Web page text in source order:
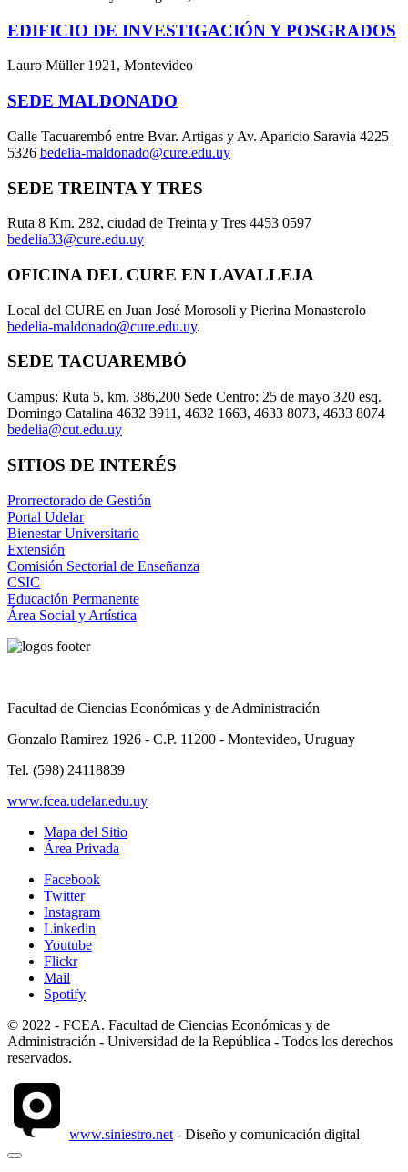
EDIFICIO DE INVESTIGACIÓN Y POSGRADOS
Lauro Müller 1921, Montevideo
SEDE MALDONADO
Calle Tacuarembó entre Bvar. Artigas y Av. Aparicio Saravia 4225
5326 bedelia-maldonado@cure.edu.uy
SEDE TREINTA Y TRES
Ruta 8 Km. 282, ciudad de Treinta y Tres 4453 0597
bedelia33@cure.edu.uy
OFICINA DEL CURE EN LAVALLEJA
Local del CURE en Juan José Morosoli y Pierina Monasterolo
bedelia-maldonado@cure.edu.uy.
SEDE TACUAREMBÓ
Campus: Ruta 5, km. 386,200 Sede Centro: 25 de mayo 320 esq.
Domingo Catalina 4632 3911, 4632 1663, 4633 8073, 4633 8074
bedelia@cut.edu.uy
SITIOS DE INTERÉS
Prorrectorado de Gestión
Portal Udelar
Bienestar Universitario
Extensión
Comisión Sectorial de Enseñanza
CSIC
Educación Permanente
Área Social y Artística
Facultad de Ciencias Económicas y de Administración
Gonzalo Ramirez 1926 - C.P. 11200 - Montevideo, Uruguay
Tel. (598) 24118839
www.fcea.udelar.edu.uy
Mapa del Sitio
Área Privada
Facebook
Twitter
Instagram
Linkedin
Youtube
Flickr
Mail
Spotify
© 2022 - FCEA. Facultad de Ciencias Económicas y de
Administración - Universidad de la República - Todos los derechos
reservados.
www.siniestro.net - Diseño y comunicación digital